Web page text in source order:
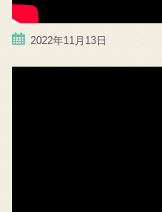
2022年11月13日